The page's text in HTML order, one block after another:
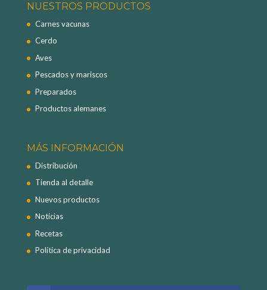
NUESTROS PRODUCTOS
Carnes vacunas
Cerdo
Aves
Pescados y mariscos
Preparados
Productos alemanes
MÁS INFORMACIÓN
Distribución
Tienda al detalle
Nuevos productos
Noticias
Recetas
Política de privacidad